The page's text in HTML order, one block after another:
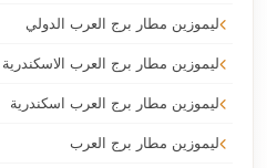
ليموزين مطار برج العرب الدولي
ليموزين مطار برج العرب الاسكندرية
ليموزين مطار برج العرب اسكندرية
ليموزين مطار برج العرب